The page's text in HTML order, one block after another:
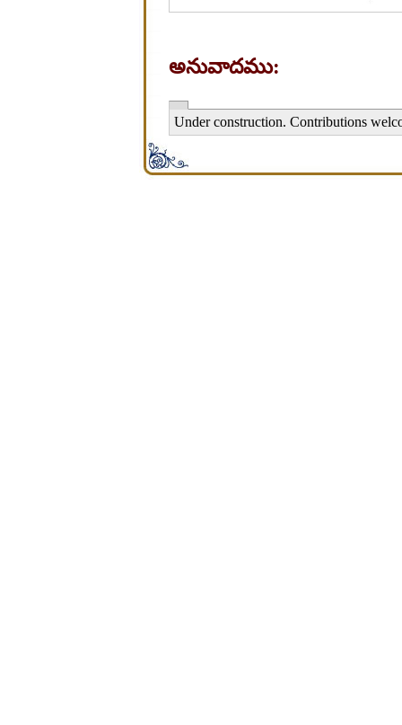
అనువాదము:
Under construction. Contributions